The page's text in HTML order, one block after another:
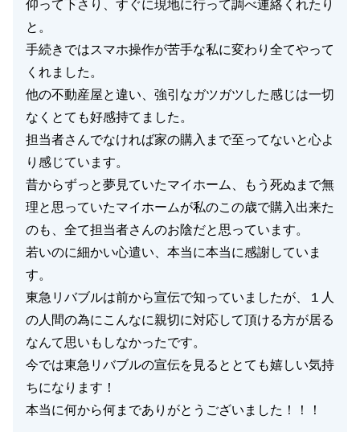
仰って下さり、すぐに現地に行って調べ連絡くれたり
と。
手続きではスマホ操作が苦手な私に変わり全てやって
くれました。
他の不動産屋と違い、強引なガツガツした感じは一切
なくとても好感持てました。
担当者さんでなければ家の購入まで至ってないと心よ
り感じています。
昔からずっと夢見ていたマイホーム、もう死ぬまで無
理と思っていたマイホームが私のこの歳で購入出来た
のも、全て担当者さんのお陰だと思っています。
若いのに細かい心遣い、本当に本当に感謝していま
す。
東急リバブルは前から宣伝で知っていましたが、１人
の人間の為にこんなに親切に対応して頂ける方が居る
なんて思いもしなかったです。
今では東急リバブルの宣伝を見るととても嬉しい気持
ちになります！
本当に何から何までありがとうございました！！！